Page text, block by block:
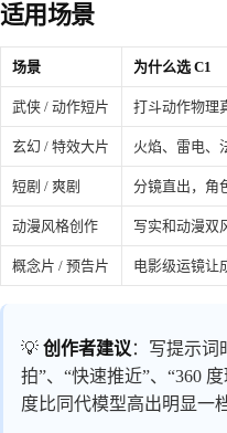
适用场景
场景 为什么选 C1
武侠 / 动作短片 打斗动作物理
玄幻 / 特效大片 火焰、雷电、
短剧 / 爽剧 分镜直出，角
动漫风格创作 写实和动漫双
概念片 / 预告片 电影级运镜让
💡 创作者建议 ：写提示词
拍”、“快速推近”、“360
度比同代模型高出明显一